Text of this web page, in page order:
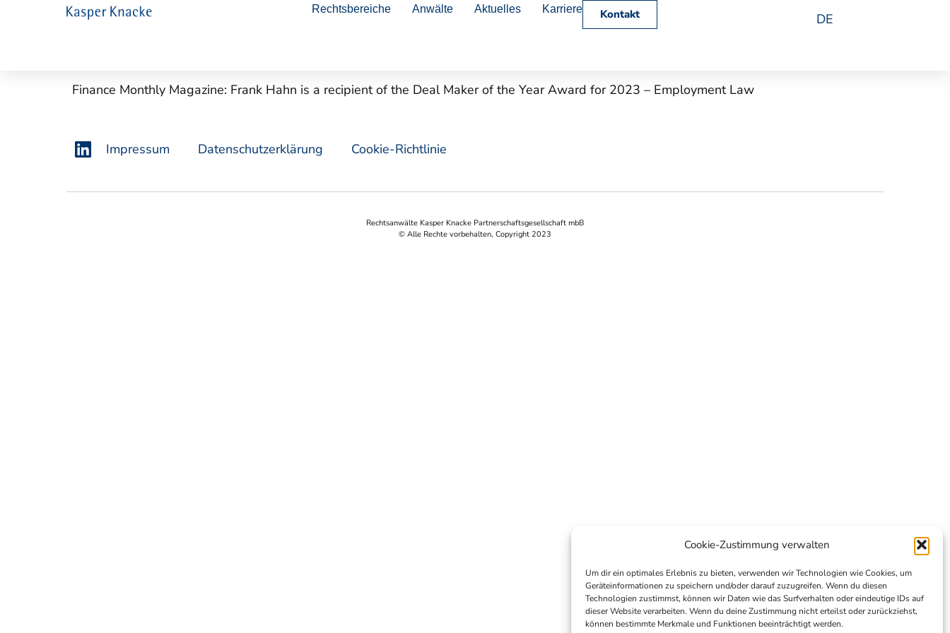
Cookie-Zustimmung verwalten
Um dir ein optimales Erlebnis zu bieten, verwenden wir Technologien wie Cookies, um
Geräteinformationen zu speichern und/oder darauf zuzugreifen. Wenn du diesen
Technologien zustimmst, können wir Daten wie das Surfverhalten oder eindeutige IDs auf
dieser Website verarbeiten. Wenn du deine Zustimmung nicht erteilst oder zurückziehst,
können bestimmte Merkmale und Funktionen beeinträchtigt werden.
Rechtsbereiche Anwälte Aktuelles Karriere Kontakt DE
FOCUS Top-Wirtschaftskanzlei 2023
Finance Monthly Magazine: Frank Hahn is a recipient of the Deal Maker of the Year Award for 2023 – Employment Law
Impressum Datenschutzerklärung Cookie-Richtlinie
Rechtsanwälte Kasper Knacke Partnerschaftsgesellschaft mbB
© Alle Rechte vorbehalten, Copyright 2023